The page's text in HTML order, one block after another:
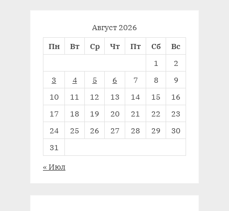
Август 2026
Пн
Вт Ср Чт Пт Сб
Вс
1
2
3
4 5 6 7 8
9
10
11 12 13 14 15
16
17
18 19 20 21 22
23
24
25 26 27 28 29
30
31
« Июл